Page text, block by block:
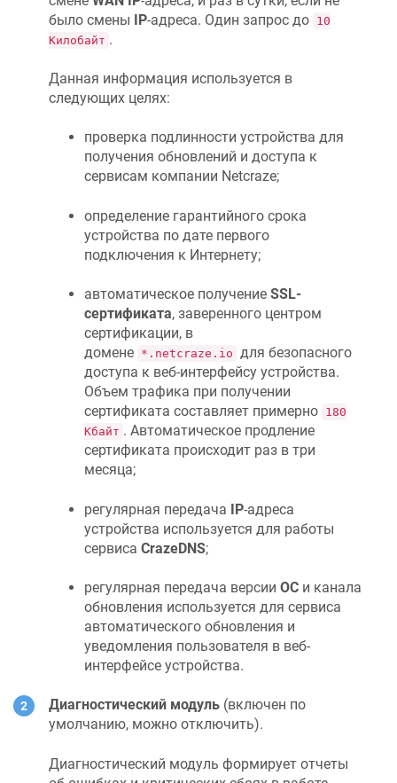
было смены IP-адреса. Один запрос до 10
Килобайт .
Данная информация используется в
следующих целях:
проверка подлинности устройства для
получения обновлений и доступа к
сервисам компании Netcraze;
определение гарантийного срока
устройства по дате первого
подключения к Интернету;
автоматическое получение SSL-
сертификата, заверенного центром
сертификации, в
домене *.netcraze.io для безопасного
доступа к веб-интерфейсу устройства.
Объем трафика при получении
сертификата составляет примерно 180
Кбайт . Автоматическое продление
сертификата происходит раз в три
месяца;
регулярная передача IP-адреса
устройства используется для работы
сервиса CrazeDNS;
регулярная передача версии ОС и канала
обновления используется для сервиса
автоматического обновления и
уведомления пользователя в веб-
интерфейсе устройства.
Диагностический модуль (включен по
умолчанию, можно отключить).
Диагностический модуль формирует отчеты